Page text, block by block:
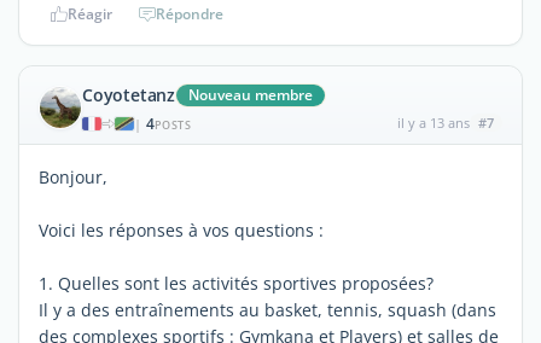
Réagir Répondre
Coyotetanz Nouveau membre
| 4POSTS il y a 13 ans #7
Bonjour,
Voici les réponses à vos questions :
1. Quelles sont les activités sportives proposées?
Il y a des entraînements au basket, tennis, squash (dans
des complexes sportifs : Gymkana et Players) et salles de